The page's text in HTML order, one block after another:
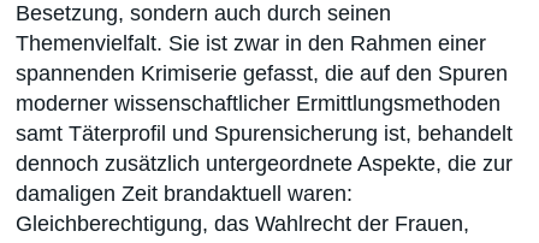
Besetzung, sondern auch durch seinen
Themenvielfalt. Sie ist zwar in den Rahmen einer
spannenden Krimiserie gefasst, die auf den Spuren
moderner wissenschaftlicher Ermittlungsmethoden
samt Täterprofil und Spurensicherung ist, behandelt
dennoch zusätzlich untergeordnete Aspekte, die zur
damaligen Zeit brandaktuell waren:
Gleichberechtigung, das Wahlrecht der Frauen,